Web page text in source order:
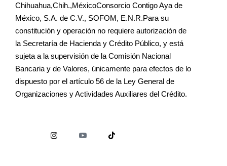
Chihuahua,Chih.,MéxicoConsorcio Contigo Aya de
México, S.A. de C.V., SOFOM, E.N.R.Para su
constitución y operación no requiere autorización de
la Secretaría de Hacienda y Crédito Público, y está
sujeta a la supervisión de la Comisión Nacional
Bancaria y de Valores, únicamente para efectos de lo
dispuesto por el artículo 56 de la Ley General de
Organizaciones y Actividades Auxiliares del Crédito.